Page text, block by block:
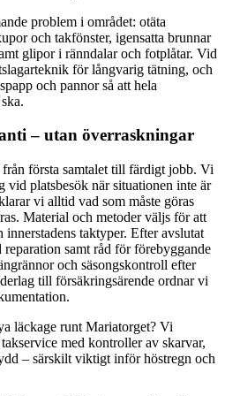
problem i området: otäta
och takfönster, igensatta brunnar
glipor i ränndalar och fotplåtar. Vid
för långvarig tätning, och
och pannor så att hela
– utan överraskningar
första samtalet till färdigt jobb. Vi
vid platsbesök när situationen inte är
vi alltid vad som måste göras
Material och metoder väljs för att
innerstadens taktyper. Efter avslutat
samt råd för förebyggande
och säsongskontroll efter
till försäkringsärende ordnar vi
läckage runt Mariatorget? Vi
med kontroller av skarvar,
– särskilt viktigt inför höstregn och